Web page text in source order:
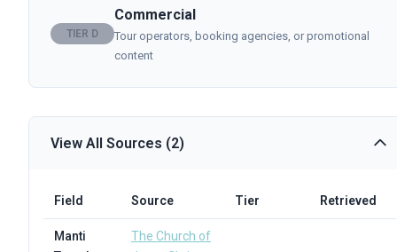
TIER D
Commercial
Tour operators, booking agencies, or promotional
content
View All Sources (2)
Field Source Tier Retrieved
Manti
The Church of